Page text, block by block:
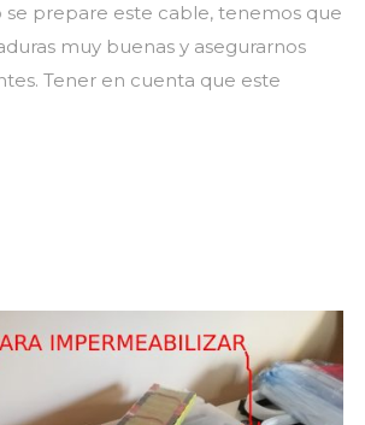
se prepare este cable, tenemos que
muy buenas y asegurarnos
Tener en cuenta que este